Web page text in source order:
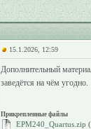
15.1.2026, 12:59
Дополнительный
заведётся на чём угодно.
Прикрепленные файлы
EPM240_Quartus.zip